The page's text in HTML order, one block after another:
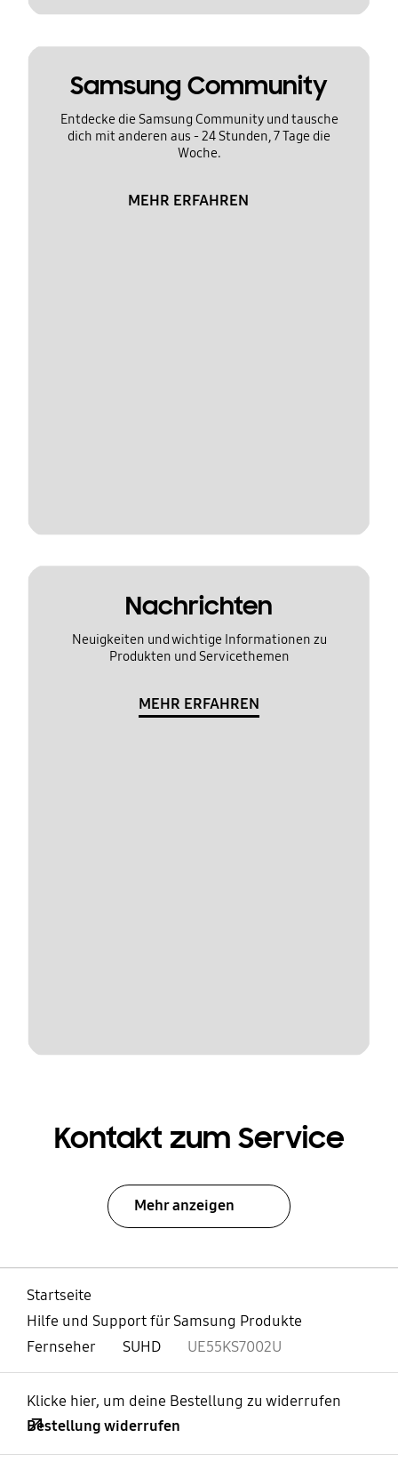
Samsung Community
Entdecke die Samsung Community und tausche
dich mit anderen aus - 24 Stunden, 7 Tage die
Woche.
MEHR ERFAHREN
Nachrichten
Neuigkeiten und wichtige Informationen zu
Produkten und Servicethemen
MEHR ERFAHREN
Kontakt zum Service
Mehr anzeigen
Startseite
Hilfe und Support für Samsung Produkte
Fernseher
SUHD UE55KS7002U
Klicke hier, um deine Bestellung zu widerrufen
Bestellung widerrufen